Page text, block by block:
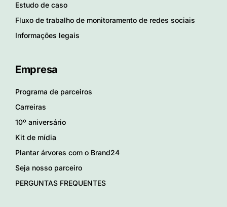
Estudo de caso
Fluxo de trabalho de monitoramento de redes sociais
Informações legais
Empresa
Programa de parceiros
Carreiras
10º aniversário
Kit de mídia
Plantar árvores com o Brand24
Seja nosso parceiro
PERGUNTAS FREQUENTES